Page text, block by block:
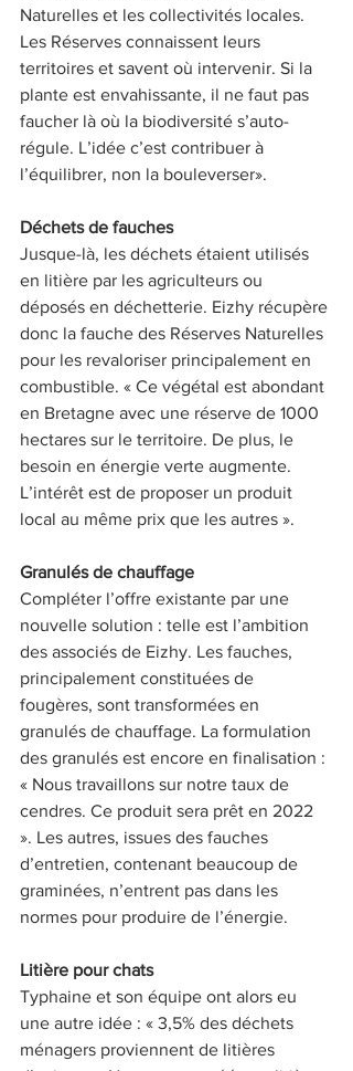
Naturelles et les collectivités locales.
Les Réserves connaissent leurs
territoires et savent où intervenir. Si la
plante est envahissante, il ne faut pas
faucher là où la biodiversité s’auto-
régule. L’idée c’est contribuer à
l’équilibrer, non la bouleverser».
Déchets de fauches
Jusque-là, les déchets étaient utilisés
en litière par les agriculteurs ou
déposés en déchetterie. Eizhy récupère
donc la fauche des Réserves Naturelles
pour les revaloriser principalement en
combustible. « Ce végétal est abondant
en Bretagne avec une réserve de 1000
hectares sur le territoire. De plus, le
besoin en énergie verte augmente.
L’intérêt est de proposer un produit
local au même prix que les autres ».
Granulés de chauffage
Compléter l’offre existante par une
nouvelle solution : telle est l’ambition
des associés de Eizhy. Les fauches,
principalement constituées de
fougères, sont transformées en
granulés de chauffage. La formulation
des granulés est encore en finalisation :
« Nous travaillons sur notre taux de
cendres. Ce produit sera prêt en 2022
». Les autres, issues des fauches
d’entretien, contenant beaucoup de
graminées, n’entrent pas dans les
normes pour produire de l’énergie.
Litière pour chats
Typhaine et son équipe ont alors eu
une autre idée : « 3,5% des déchets
ménagers proviennent de litières